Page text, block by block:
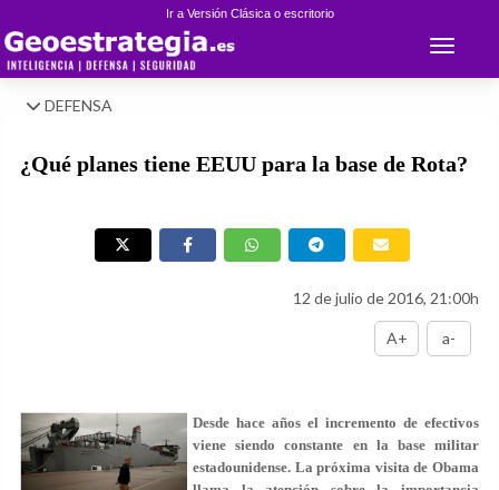
Ir a Versión Clásica o escritorio
Toggle
DEFENSA
¿Qué planes tiene EEUU para la base de Rota?
12 de julio de 2016, 21:00h
A+ a-
Desde hace años el incremento de efectivos
viene siendo constante en la base militar
estadounidense. La próxima visita de Obama